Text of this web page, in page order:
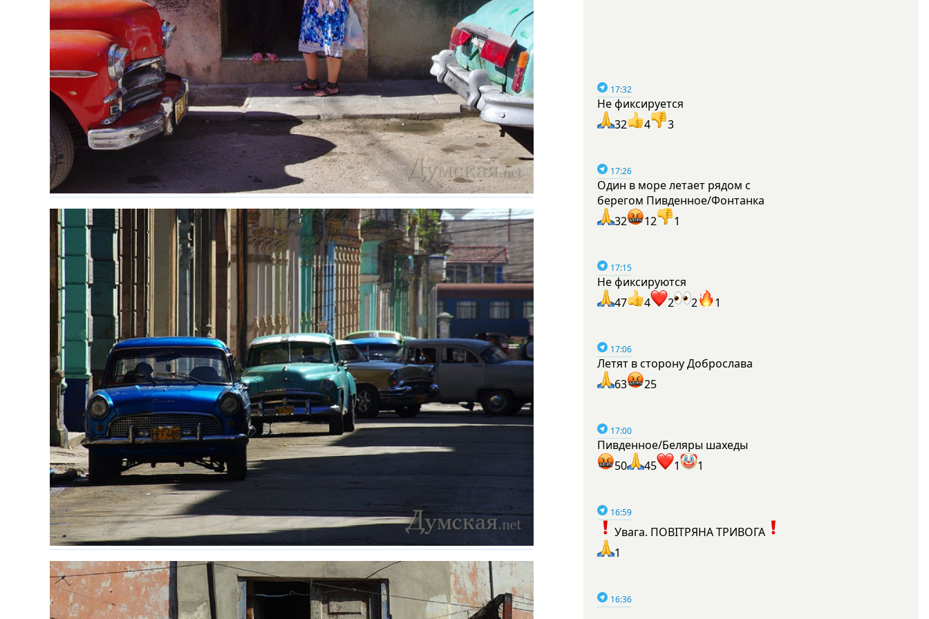
17:32
Не фиксируется
32
4 3
17:26
Один в море летает рядом с
берегом Пивденное/Фонтанка
32
12 1
17:15
Не фиксируются
47
4 2 2 1
17:06
Летят в сторону Доброслава
63
25
17:00
Пивденное/Беляры шахеды
50
45 1 1
16:59
Увага. ПОВІТРЯНА ТРИВОГА
1
16:36